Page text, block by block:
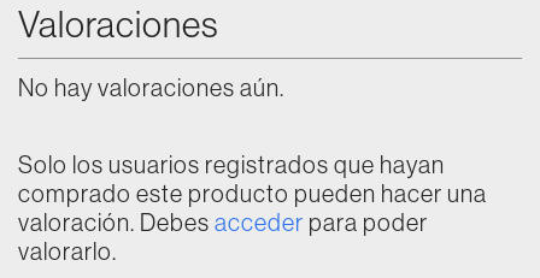
Valoraciones
No hay valoraciones aún.
Solo los usuarios registrados que hayan
comprado este producto pueden hacer una
valoración. Debes acceder para poder
valorarlo.